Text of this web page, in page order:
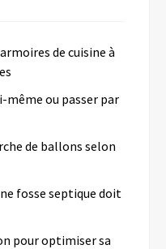
de cuisine à
même ou passer par
de ballons selon
fosse septique doit
pour optimiser sa